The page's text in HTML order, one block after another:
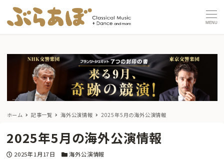
MENU
ホーム 記事一覧 海外公演情報 2025年5月の海外公演情報
2025年5月の海外公演情報
投稿日
2025年1月17日 カテゴリー
海外公演情報